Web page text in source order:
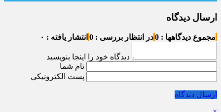
ارسال دیدگاه
مجموع دیدگاهها : 0 در انتظار بررسی : 0 انتشار یافته : ۰
دیدگاه خود را اینجا بنویسید
نام شما
پست الکترونیکی
ارسال دیدگاه